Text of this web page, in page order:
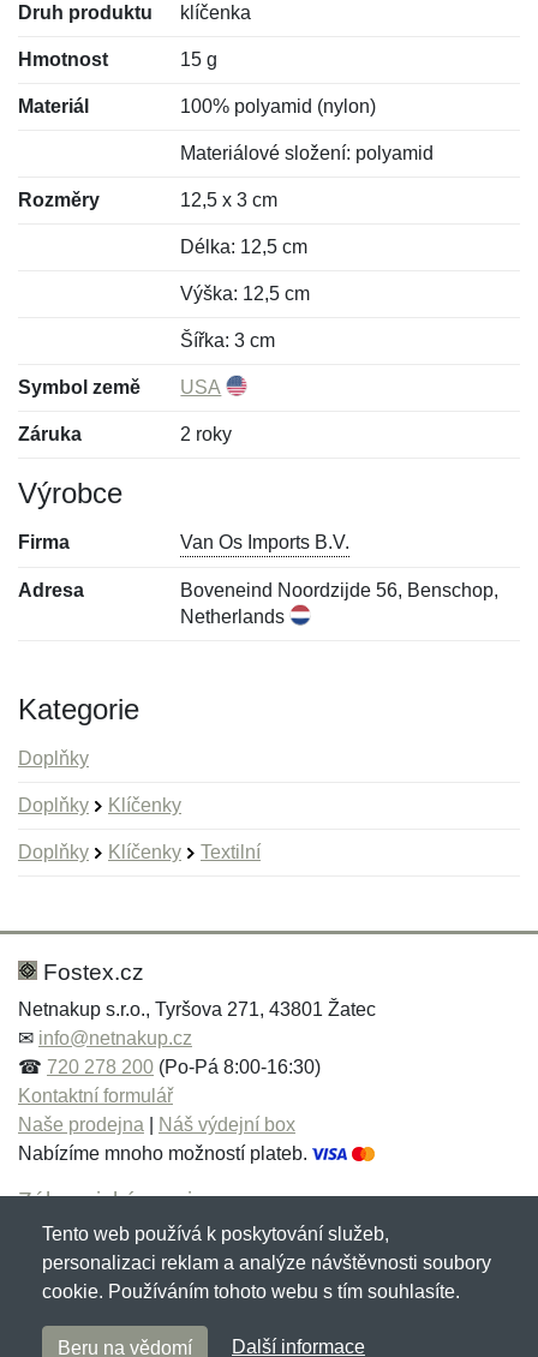
Druh produktu klíčenka
Hmotnost 15 g
Materiál 100% polyamid (nylon)
Materiálové složení: polyamid
Rozměry 12,5 x 3 cm
Délka: 12,5 cm
Výška: 12,5 cm
Šířka: 3 cm
Symbol země USA
Záruka 2 roky
Výrobce
Firma Van Os Imports B.V.
Adresa
Boveneind Noordzijde 56, Benschop,
Netherlands
Kategorie
Doplňky
Doplňky Klíčenky
Doplňky Klíčenky Textilní
Hodnocení:
Jméno: *
Zpráva*
Jméno:
E-mail:*
Fostex.cz
Netnakup s.r.o., Tyršova 271, 43801 Žatec
✉ info@netnakup.cz
☎ 720 278 200 (Po-Pá 8:00-16:30)
Kontaktní formulář
Naše prodejna
Náš výdejní box
Nabízíme mnoho možností plateb.
Zákaznický servis
Novinky emailem
Copyright © 2007-2026 (19 let s vámi)Netnakup.cz
Tento web používá k poskytování služeb,
personalizaci reklam a analýze návštěvnosti soubory
cookie. Používáním tohoto webu s tím souhlasíte.
Beru na vědomí Další informace